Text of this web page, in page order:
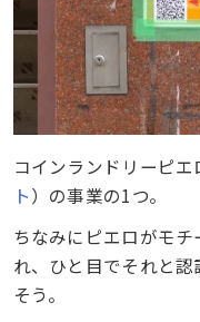
コインランドリーピ
ト）の事業の1つ。
ちなみにピエロがモ
れ、ひと目でそれと
そう。